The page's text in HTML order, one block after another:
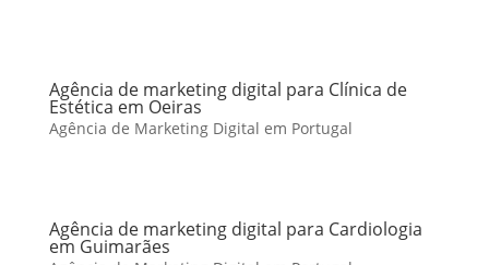
Agência de marketing digital para Clínica de
Estética em Oeiras
Agência de Marketing Digital em Portugal
Agência de marketing digital para Cardiologia
em Guimarães